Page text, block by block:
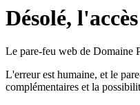
Désolé,
Le pare-feu web de Domaine
L'erreur est humaine, et le
complémentaires et la